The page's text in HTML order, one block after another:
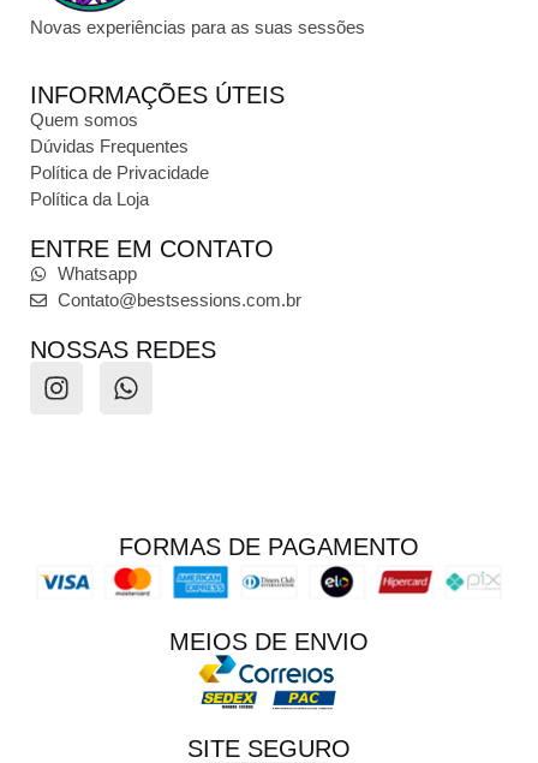
Novas experiências para as suas sessões
INFORMAÇÕES ÚTEIS
Quem somos
Dúvidas Frequentes
Política de Privacidade
Política da Loja
ENTRE EM CONTATO
Whatsapp
Contato@bestsessions.com.br
NOSSAS REDES
FORMAS DE PAGAMENTO
MEIOS DE ENVIO
SITE SEGURO